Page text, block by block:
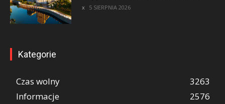
5 SIERPNIA 2026
Kategorie
Czas wolny
3263
Informacje
2576